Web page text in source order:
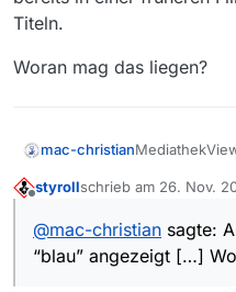
Titeln.
Woran mag das liegen?
mac-christian
angezeigt, es
Filmliste
Woran mag
styrollschrieb am 26. Nov.
zuletzt editiert von
@mac-christian sagte:
“blau” angezeigt […]